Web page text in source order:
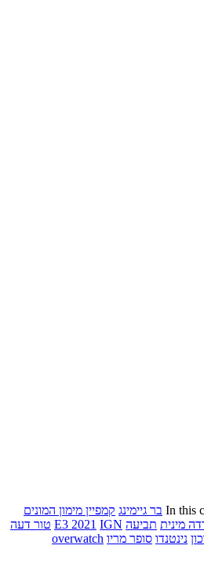
In this בר גיימינג קמפיין מימון המונים
מינית תביעה E3 2021 IGN
טור דעה
נינטנדו סופר מריו overwatch